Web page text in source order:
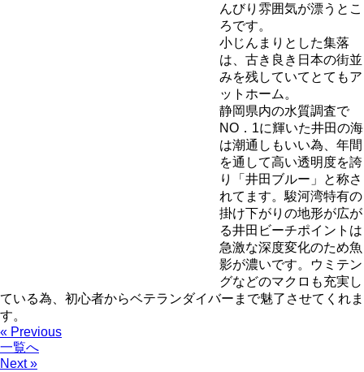
んびり雰囲気が漂うとこ
ろです。
小じんまりとした集落
は、古き良き日本の街並
みを残していてとてもア
ットホーム。
静岡県内の水質調査で
NO．1に輝いた井田の海
は潮通しもいい為、年間
を通して高い透明度を誇
り「井田ブルー」と称さ
れてます。駿河湾特有の
掛け下がりの地形が広が
る井田ビーチポイントは
急激な深度変化のため魚
影が濃いです。ウミテン
グなどのマクロも充実し
ている為、初心者からベテランダイバーまで魅了させてくれま
す。
« Previous
一覧へ
Next »